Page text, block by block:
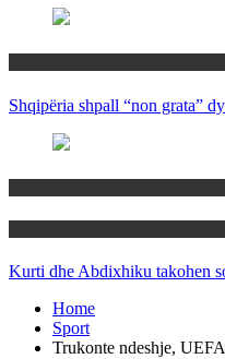
Shqipëria shpall “non grata”
Kurti dhe Abdixhiku takohen
Home
Sport
Trukonte ndeshje,